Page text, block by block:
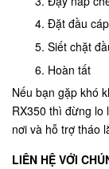
Đặt đầu
Siết chặt
Hoàn tất
Nếu bạn gặp khó
RX350 thì đừng lo
nơi và hỗ trợ tháo
LIÊN HỆ VỚI